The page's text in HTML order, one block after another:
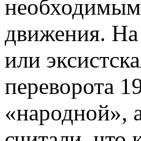
необходимым
движения. На
или
переворота
«народной»,